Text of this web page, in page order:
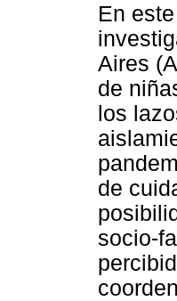
En
Aires
de
los
de
socio-